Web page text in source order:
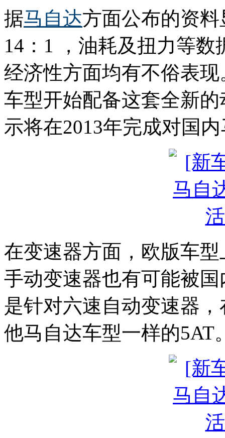
据马自达方面公布的资
14：1 ，油耗及扭力等
经济性方面均有不俗表
车型开始配备这套全新
示将在2013年完成对国
在变速器方面，欧版车
手动变速器也有可能被
是针对六速自动变速器
他马自达车型一样的5AT